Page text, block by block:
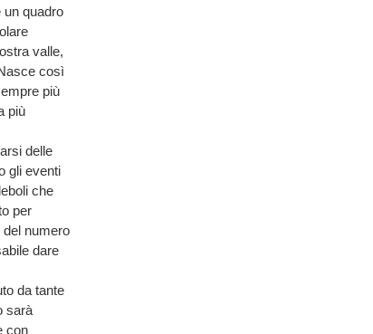
un quadro
valle,
così
più
più
delle
gli eventi
che
per
del numero
dare
da tante
sarà
con